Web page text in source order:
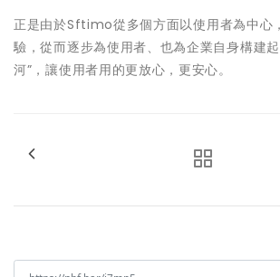
正是由於Sftimo從多個方面以使用者為中心
驗，從而逐步為使用者、也為企業自身構建
河”，讓使用者用的更放心，更安心。